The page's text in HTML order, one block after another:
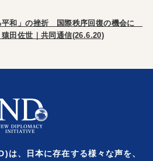
平和」の挫折 国際秩序回復の機会に
田佐世｜共同通信(26.6.20)
は、日本に存在する様々な声を、